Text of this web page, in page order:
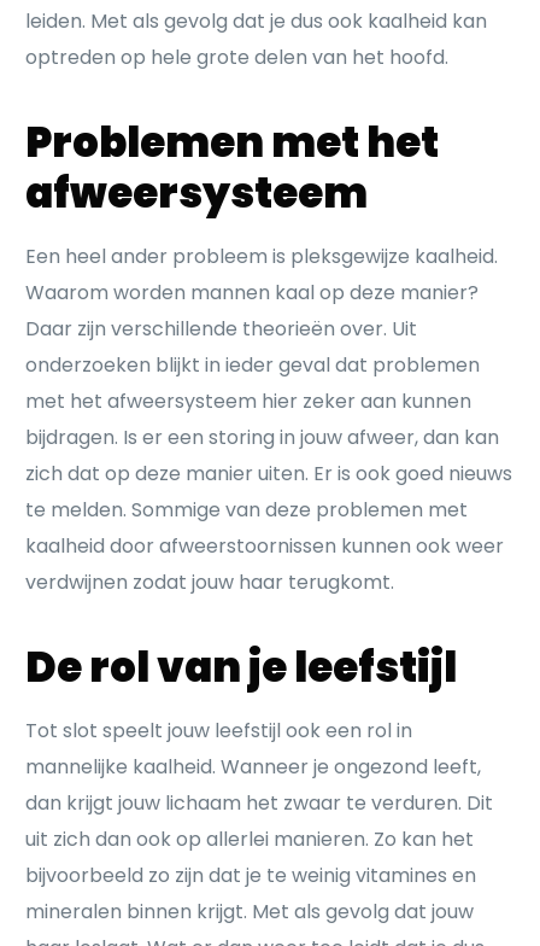
leiden. Met als gevolg dat je dus ook kaalheid kan
optreden op hele grote delen van het hoofd.
Problemen met het
afweersysteem
Een heel ander probleem is pleksgewijze kaalheid.
Waarom worden mannen kaal op deze manier?
Daar zijn verschillende theorieën over. Uit
onderzoeken blijkt in ieder geval dat problemen
met het afweersysteem hier zeker aan kunnen
bijdragen. Is er een storing in jouw afweer, dan kan
zich dat op deze manier uiten. Er is ook goed nieuws
te melden. Sommige van deze problemen met
kaalheid door afweerstoornissen kunnen ook weer
verdwijnen zodat jouw haar terugkomt.
De rol van je leefstijl
Tot slot speelt jouw leefstijl ook een rol in
mannelijke kaalheid. Wanneer je ongezond leeft,
dan krijgt jouw lichaam het zwaar te verduren. Dit
uit zich dan ook op allerlei manieren. Zo kan het
bijvoorbeeld zo zijn dat je te weinig vitamines en
mineralen binnen krijgt. Met als gevolg dat jouw